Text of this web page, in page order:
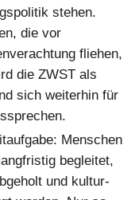
stehen.
die vor
fliehen,
die ZWST als
sich weiterhin für
Menschen
begleitet,
und kultur-